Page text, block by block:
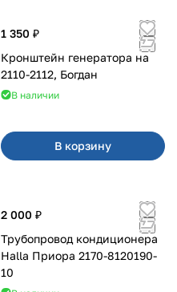
1 350 ₽
Кронштейн генератора на
2110-2112, Богдан
В наличии
В корзину
2 000 ₽
Трубопровод кондиционера
Halla Приора 2170-8120190-
10